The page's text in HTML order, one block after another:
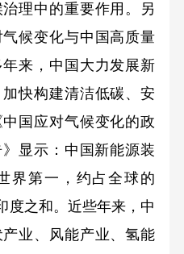
理中的重要作用。另
候变化与中国高质量
来，中国大力发展新
快构建清洁低碳、安
国应对气候变化的政
显示：中国新能源装
界第一，约占全球的
度之和。近些年来，中
业、风能产业、氢能